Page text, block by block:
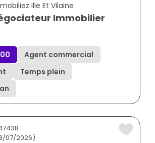
Ille Et Vilaine
Immobilier
Agent commercial
Temps plein
07/2026)